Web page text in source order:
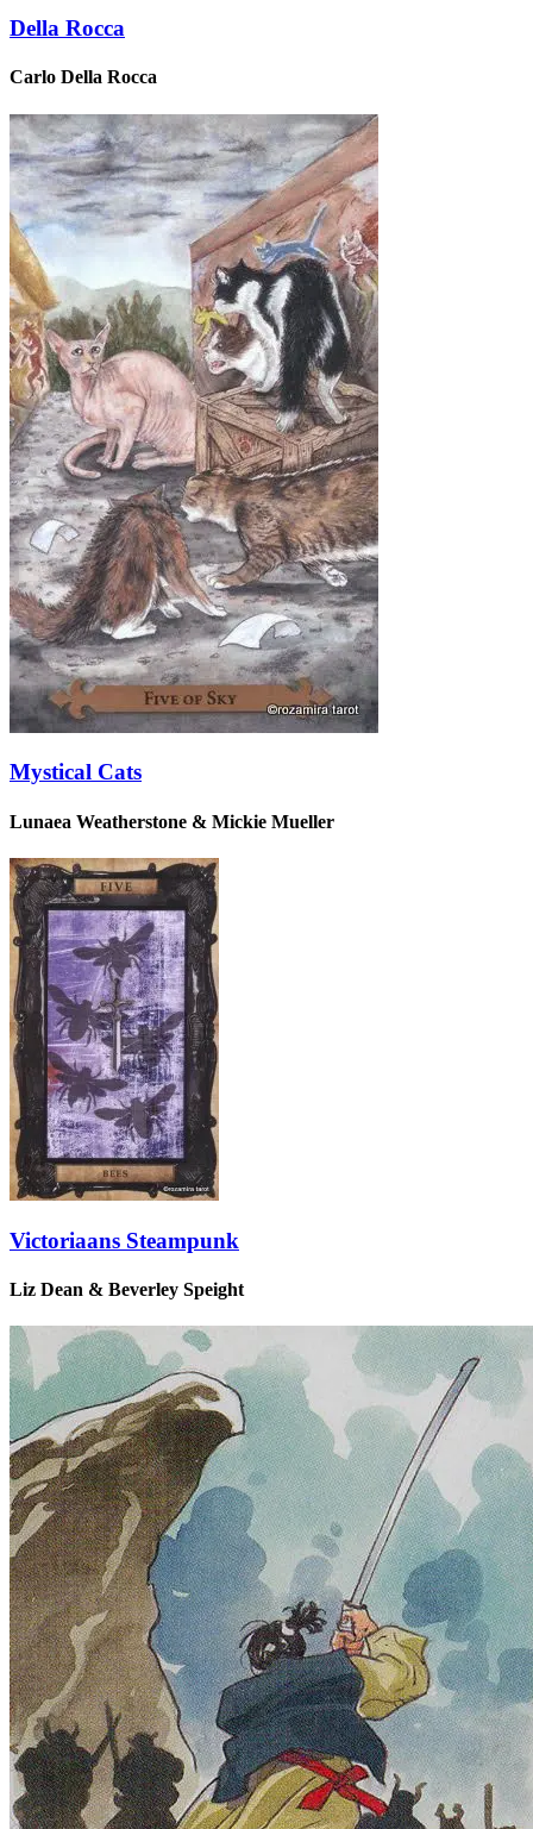
Della Rocca
Carlo Della Rocca
Mystical Cats
Lunaea Weatherstone & Mickie Mueller
Victoriaans Steampunk
Liz Dean & Beverley Speight